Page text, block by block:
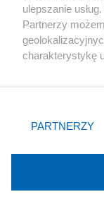
X
ulepszanie
Partnerzy
charakterystykę
zmienić/
znajdujący się
rodzaje
użytkownika,
PARTNERZY